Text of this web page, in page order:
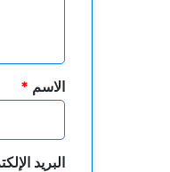
*
الاسم *
البريد